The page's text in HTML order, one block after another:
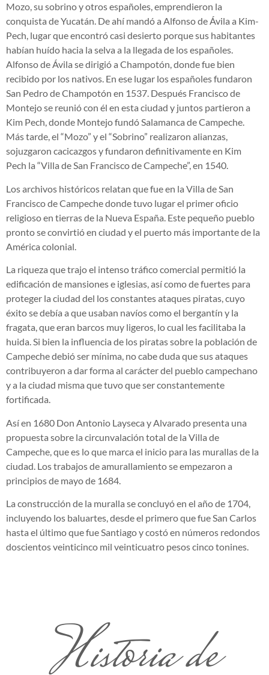
Mozo, su sobrino y otros españoles, emprendieron la
conquista de Yucatán. De ahí mandó a Alfonso de Ávila a Kim-
Pech, lugar que encontró casi desierto porque sus habitantes
habían huído hacia la selva a la llegada de los españoles.
Alfonso de Ávila se dirigió a Champotón, donde fue bien
recibido por los nativos. En ese lugar los españoles fundaron
San Pedro de Champotón en 1537. Después Francisco de
Montejo se reunió con él en esta ciudad y juntos partieron a
Kim Pech, donde Montejo fundó Salamanca de Campeche.
Más tarde, el “Mozo” y el “Sobrino” realizaron alianzas,
sojuzgaron cacicazgos y fundaron definitivamente en Kim
Pech la “Villa de San Francisco de Campeche”, en 1540.
Los archivos históricos relatan que fue en la Villa de San
Francisco de Campeche donde tuvo lugar el primer oficio
religioso en tierras de la Nueva España. Este pequeño pueblo
pronto se convirtió en ciudad y el puerto más importante de la
América colonial.
La riqueza que trajo el intenso tráfico comercial permitió la
edificación de mansiones e iglesias, así como de fuertes para
proteger la ciudad del los constantes ataques piratas, cuyo
éxito se debía a que usaban navíos como el bergantín y la
fragata, que eran barcos muy ligeros, lo cual les facilitaba la
huida. Si bien la influencia de los piratas sobre la población de
Campeche debió ser mínima, no cabe duda que sus ataques
contribuyeron a dar forma al carácter del pueblo campechano
y a la ciudad misma que tuvo que ser constantemente
fortificada.
Así en 1680 Don Antonio Layseca y Alvarado presenta una
propuesta sobre la circunvalación total de la Villa de
Campeche, que es lo que marca el inicio para las murallas de la
ciudad. Los trabajos de amurallamiento se empezaron a
principios de mayo de 1684.
La construcción de la muralla se concluyó en el año de 1704,
incluyendo los baluartes, desde el primero que fue San Carlos
hasta el último que fue Santiago y costó en números redondos
doscientos veinticinco mil veinticuatro pesos cinco tonines.